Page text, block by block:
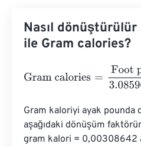
Nasıl dönüştürülür
ile Gram calories?
Gram calories Foot pounds
Gram kaloriyi ayak pounda
aşağıdaki dönüşüm
gram kalori = 0,00308642